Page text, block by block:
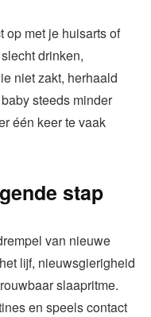
op met je huisarts of
drinken,
niet zakt, herhaald
steeds minder
één keer te vaak
stap
van nieuwe
lijf, nieuwsgierigheid
slaapritme.
en speels contact